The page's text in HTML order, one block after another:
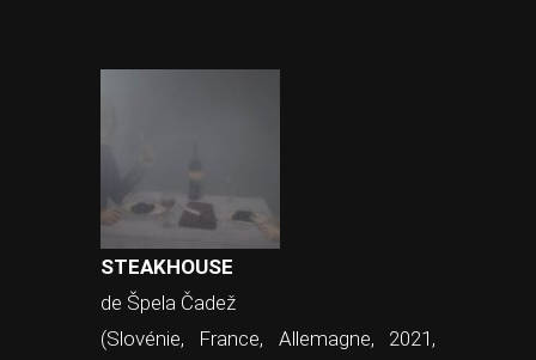
STEAKHOUSE
de Špela Čadež
(Slovénie, France, Allemagne, 2021,